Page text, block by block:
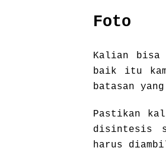
Foto
Kalian bisa
baik itu
batasan
Pastikan
disintesis
harus